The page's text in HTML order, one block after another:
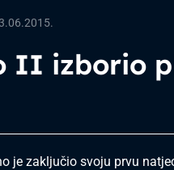
II izborio
je zaključio svoju prvu